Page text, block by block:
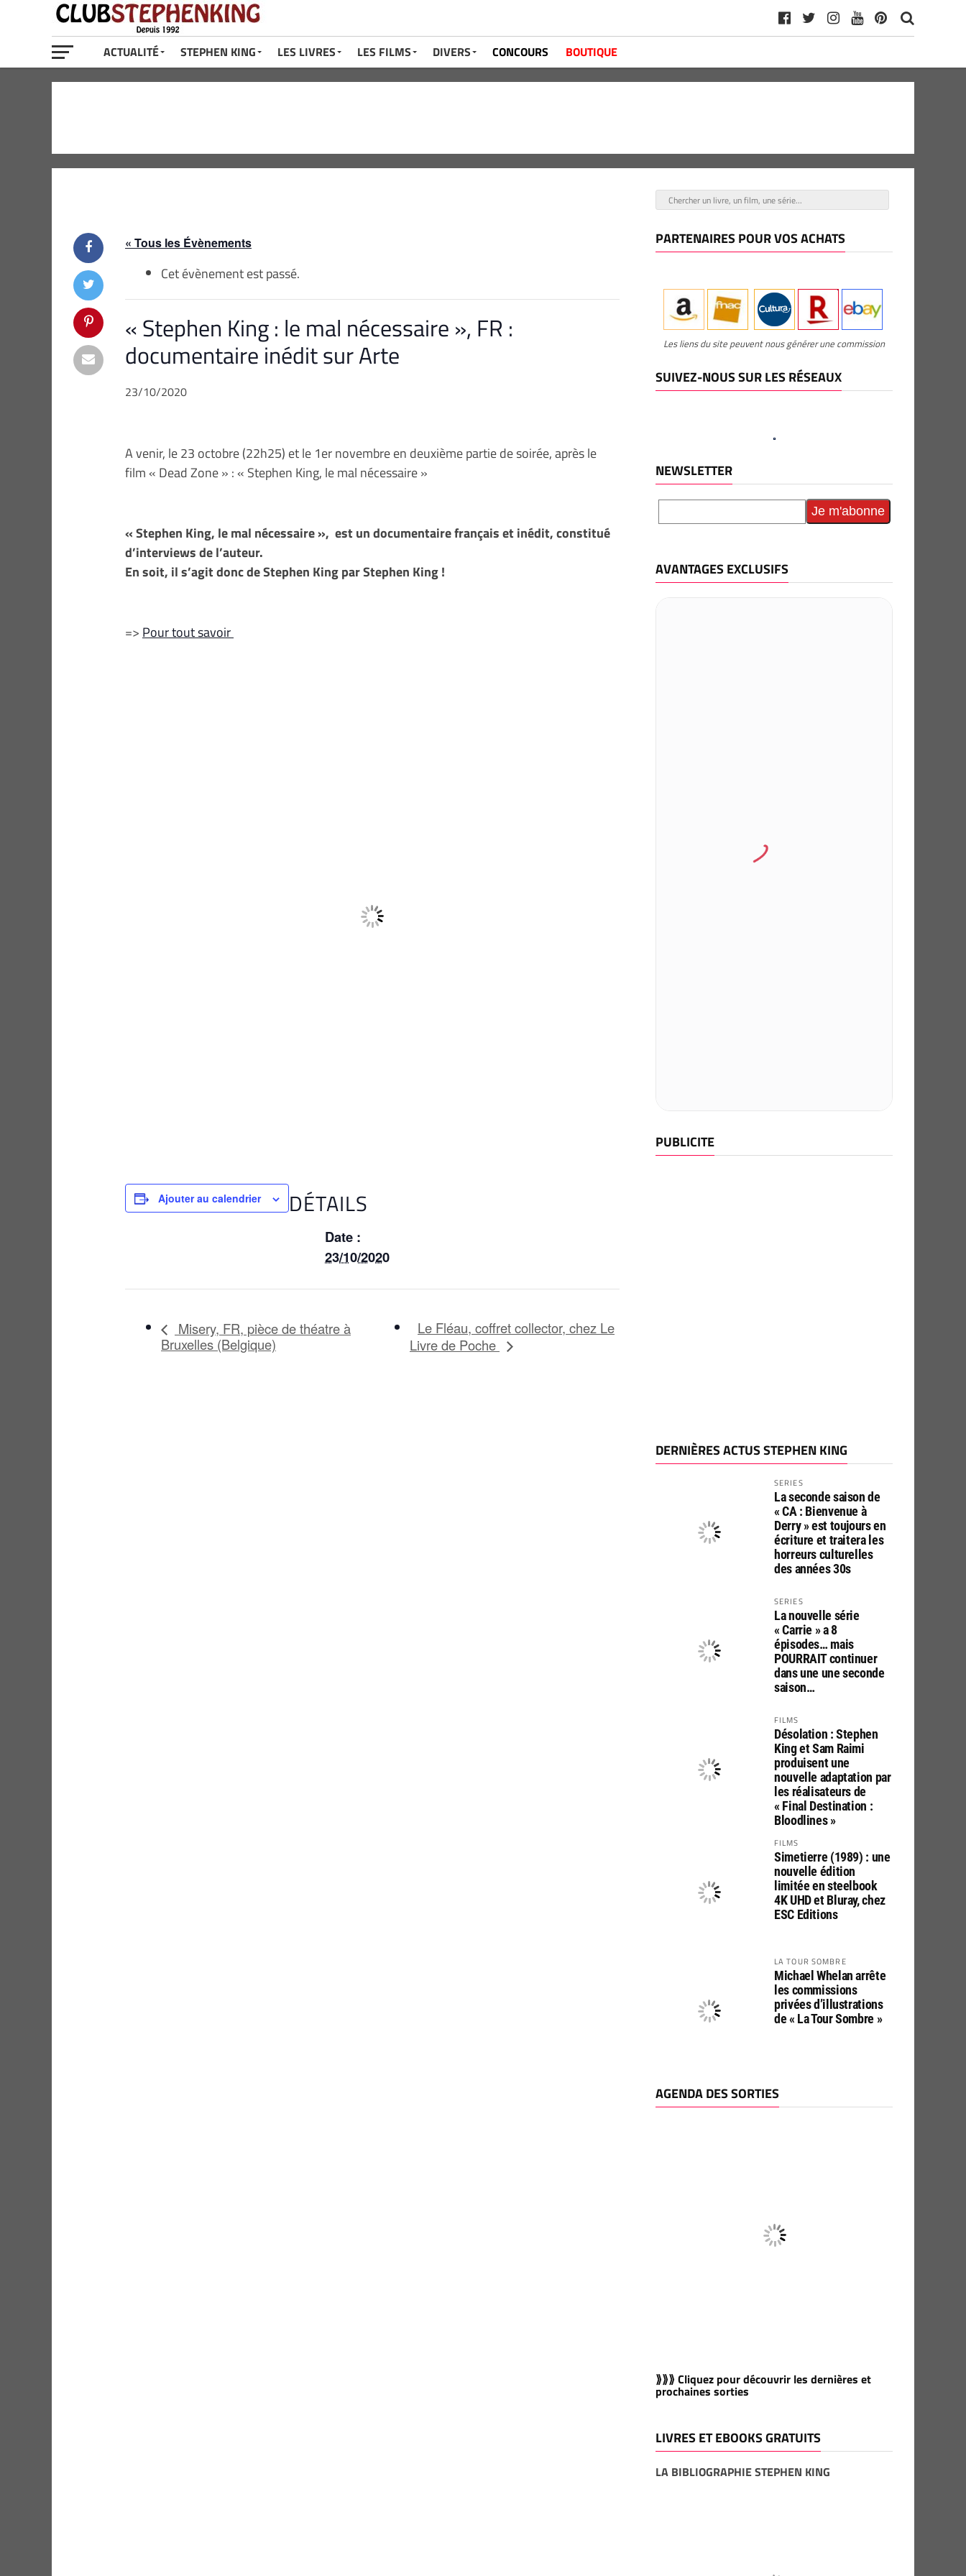
ACTUALITÉ STEPHEN KING LES LIVRES LES FILMS DIVERS CONCOURS BOUTIQUE
« Tous les Évènements
Cet évènement est passé.
« Stephen King : le mal nécessaire », FR :
documentaire inédit sur Arte
23/10/2020
A venir, le 23 octobre (22h25) et le 1er novembre en deuxième partie de soirée, après le
film « Dead Zone » : « Stephen King, le mal nécessaire »
« Stephen King, le mal nécessaire », est un documentaire français et inédit, constitué
d’interviews de l’auteur.
En soit, il s’agit donc de Stephen King par Stephen King !
=> Pour tout savoir
Ajouter au calendrier DÉTAILS
Date :
23/10/2020
Misery, FR, pièce de théatre à
Bruxelles (Belgique)
Le Fléau, coffret collector, chez Le
Livre de Poche
PARTENAIRES POUR VOS ACHATS
Les liens du site peuvent nous générer une commission
SUIVEZ-NOUS SUR LES RÉSEAUX
NEWSLETTER
AVANTAGES EXCLUSIFS
PUBLICITE
DERNIÈRES ACTUS STEPHEN KING
SERIES
La seconde saison de
« CA : Bienvenue à
Derry » est toujours en
écriture et traitera les
horreurs culturelles
des années 30s
SERIES
La nouvelle série
« Carrie » a 8
épisodes… mais
POURRAIT continuer
dans une une seconde
saison…
FILMS
Désolation : Stephen
King et Sam Raimi
produisent une
nouvelle adaptation par
les réalisateurs de
« Final Destination :
Bloodlines »
FILMS
Simetierre (1989) : une
nouvelle édition
limitée en steelbook
4K UHD et Bluray, chez
ESC Editions
LA TOUR SOMBRE
Michael Whelan arrête
les commissions
privées d’illustrations
de « La Tour Sombre »
AGENDA DES SORTIES
⟫⟫⟫ Cliquez pour découvrir les dernières et
prochaines sorties
LIVRES ET EBOOKS GRATUITS
LA BIBLIOGRAPHIE STEPHEN KING